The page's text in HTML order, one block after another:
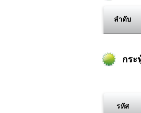
ลำดับ
กระ
รหัส